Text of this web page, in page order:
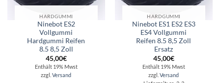
HARDGUMMI
Ninebot ES2
Vollgummi
Hardgummi Reifen
8.5 8,5 Zoll
45,00€
Enthält 19% Mwst
zzgl.Versand
HARDGUMMI
Ninebot ES1 ES2 ES3
ES4 Vollgummi
Reifen 8.5 8,5 Zoll
Ersatz
45,00€
Enthält 19% Mwst
zzgl.Versand